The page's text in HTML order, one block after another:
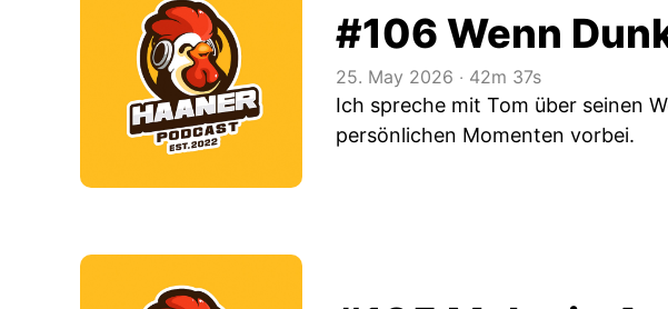
#106 Wenn
25. May 2026 ‧ 42m 37s
Ich spreche mit Tom über seinen
persönlichen Momenten vorbei.